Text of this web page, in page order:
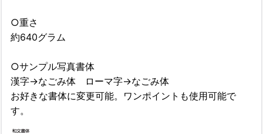
○重さ
約640グラム
○サンプル写真書体
漢字→なごみ体 ローマ字→なごみ体
お好きな書体に変更可能。ワンポイントも使用可能で
す。